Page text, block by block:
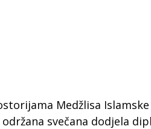
Medžlisa
svečana dodjela